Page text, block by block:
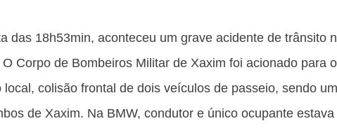
das 18h53min, aconteceu um grave acidente de trânsito
Corpo de Bombeiros Militar de Xaxim foi acionado para
colisão frontal de dois veículos de passeio, sendo
de Xaxim. Na BMW, condutor e único ocupante estava